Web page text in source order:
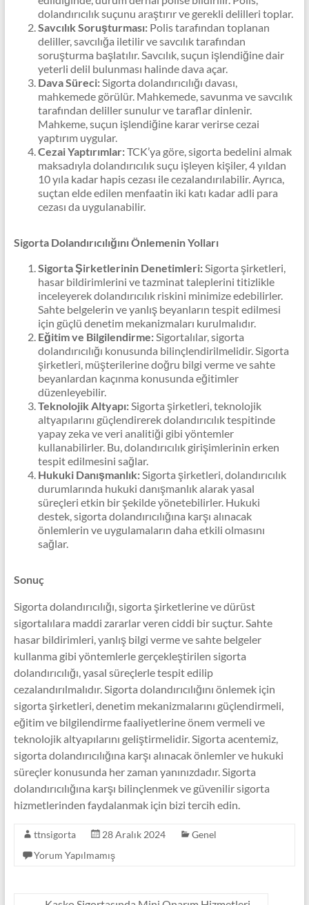
dolandırıcılık suçunu araştırır ve gerekli delilleri toplar.
Savcılık Soruşturması:Polis tarafından toplanan
deliller, savcılığa iletilir ve savcılık tarafından
soruşturma başlatılır. Savcılık, suçun işlendiğine dair
yeterli delil bulunması halinde dava açar.
Dava Süreci:Sigorta dolandırıcılığı davası,
mahkemede görülür. Mahkemede, savunma ve savcılık
tarafından deliller sunulur ve taraflar dinlenir.
Mahkeme, suçun işlendiğine karar verirse cezai
yaptırım uygular.
Cezai Yaptırımlar:TCK’ya göre, sigorta bedelini almak
maksadıyla dolandırıcılık suçu işleyen kişiler, 4 yıldan
10 yıla kadar hapis cezası ile cezalandırılabilir. Ayrıca,
suçtan elde edilen menfaatin iki katı kadar adli para
cezası da uygulanabilir.
Sigorta Dolandırıcılığını Önlemenin Yolları
Sigorta Şirketlerinin Denetimleri:Sigorta şirketleri,
hasar bildirimlerini ve tazminat taleplerini titizlikle
inceleyerek dolandırıcılık riskini minimize edebilirler.
Sahte belgelerin ve yanlış beyanların tespit edilmesi
için güçlü denetim mekanizmaları kurulmalıdır.
Eğitim ve Bilgilendirme:Sigortalılar, sigorta
dolandırıcılığı konusunda bilinçlendirilmelidir. Sigorta
şirketleri, müşterilerine doğru bilgi verme ve sahte
beyanlardan kaçınma konusunda eğitimler
düzenleyebilir.
Teknolojik Altyapı:Sigorta şirketleri, teknolojik
altyapılarını güçlendirerek dolandırıcılık tespitinde
yapay zeka ve veri analitiği gibi yöntemler
kullanabilirler. Bu, dolandırıcılık girişimlerinin erken
tespit edilmesini sağlar.
Hukuki Danışmanlık:Sigorta şirketleri, dolandırıcılık
durumlarında hukuki danışmanlık alarak yasal
süreçleri etkin bir şekilde yönetebilirler. Hukuki
destek, sigorta dolandırıcılığına karşı alınacak
önlemlerin ve uygulamaların daha etkili olmasını
sağlar.
Sonuç
Sigorta dolandırıcılığı, sigorta şirketlerine ve dürüst
sigortalılara maddi zararlar veren ciddi bir suçtur. Sahte
hasar bildirimleri, yanlış bilgi verme ve sahte belgeler
kullanma gibi yöntemlerle gerçekleştirilen sigorta
dolandırıcılığı, yasal süreçlerle tespit edilip
cezalandırılmalıdır. Sigorta dolandırıcılığını önlemek için
sigorta şirketleri, denetim mekanizmalarını güçlendirmeli,
eğitim ve bilgilendirme faaliyetlerine önem vermeli ve
teknolojik altyapılarını geliştirmelidir. Sigorta acentemiz,
sigorta dolandırıcılığına karşı alınacak önlemler ve hukuki
süreçler konusunda her zaman yanınızdadır. Sigorta
dolandırıcılığına karşı bilinçlenmek ve güvenilir sigorta
hizmetlerinden faydalanmak için bizi tercih edin.
ttnsigorta 28 Aralık 2024
Genel
Yorum Yapılmamış